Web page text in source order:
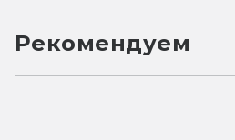
Рекомендуем